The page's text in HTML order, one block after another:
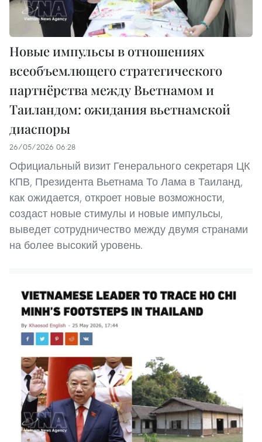
Новые импульсы в отношениях
всеобъемлющего стратегического
партнёрства между Вьетнамом и
Таиландом: ожидания вьетнамской
диаспоры
26/05/2026 06:28
Официальный визит Генерального секретаря ЦК
КПВ, Президента Вьетнама То Лама в Таиланд,
как ожидается, откроет новые возможности,
создаст новые стимулы и новые импульсы,
выведет сотрудничество между двумя странами
на более высокий уровень.